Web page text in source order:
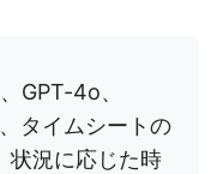
GPT-4o、
タイムシートの
状況に応じた時